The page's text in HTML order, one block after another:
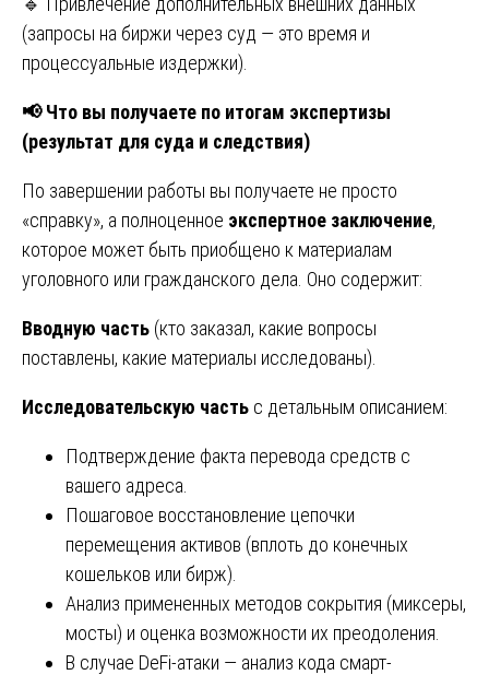
(запросы на биржи через суд — это время и
процессуальные издержки).
📢Что вы получаете по итогам экспертизы
(результат для суда и следствия)
По завершении работы вы получаете не просто
«справку», а полноценное экспертное заключение,
которое может быть приобщено к материалам
уголовного или гражданского дела. Оно содержит:
Вводную часть (кто заказал, какие вопросы
поставлены, какие материалы исследованы).
Исследовательскую часть с детальным описанием:
Подтверждение факта перевода средств с
вашего адреса.
Пошаговое восстановление цепочки
перемещения активов (вплоть до конечных
кошельков или бирж).
Анализ примененных методов сокрытия (миксеры,
мосты) и оценка возможности их преодоления.
В случае DeFi-атаки — анализ кода смарт-